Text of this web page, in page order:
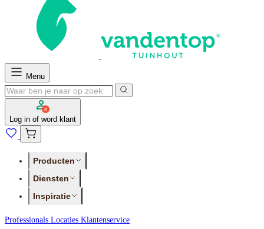
Menu
Log in of word klant
Producten
Diensten
Inspiratie
Professionals Locaties Klantenservice